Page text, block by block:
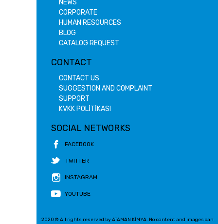
NEWS
CORPORATE
HUMAN RESOURCES
BLOG
CATALOG REQUEST
CONTACT
CONTACT US
SUGGESTION AND COMPLAINT
SUPPORT
KVKK POLİTİKASI
SOCIAL NETWORKS
FACEBOOK
TWITTER
INSTAGRAM
YOUTUBE
2020 © All rights reserved by ATAMAN KİMYA. No content and images can